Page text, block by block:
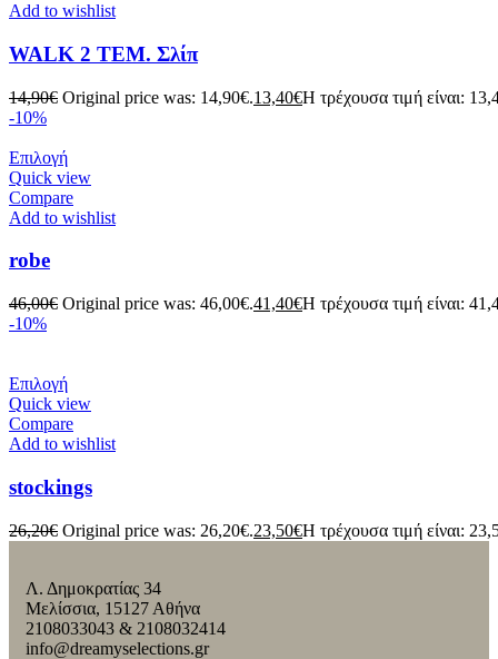
Add to wishlist
WALK 2 ΤΕΜ. Σλίπ
14,90€ Original price was: 14,90€.13,40€Η τρέχουσα τιμή είναι:
-10%
Επιλογή
Quick view
Compare
Add to wishlist
robe
46,00€ Original price was: 46,00€.41,40€Η τρέχουσα τιμή είναι:
-10%
Επιλογή
Quick view
Compare
Add to wishlist
stockings
26,20€ Original price was: 26,20€.23,50€Η τρέχουσα τιμή είναι:
Λ. Δημοκρατίας 34
Μελίσσια, 15127 Αθήνα
2108033043 & 2108032414
info@dreamyselections.gr